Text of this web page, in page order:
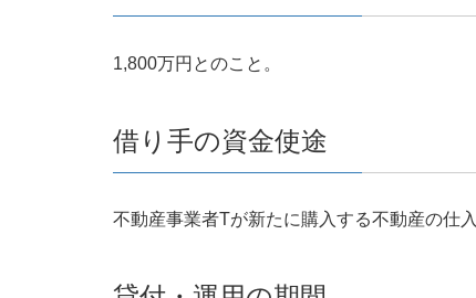
1,800万円とのこと。
借り手の資金使途
不動産事業者Tが新たに購入する不動産の仕